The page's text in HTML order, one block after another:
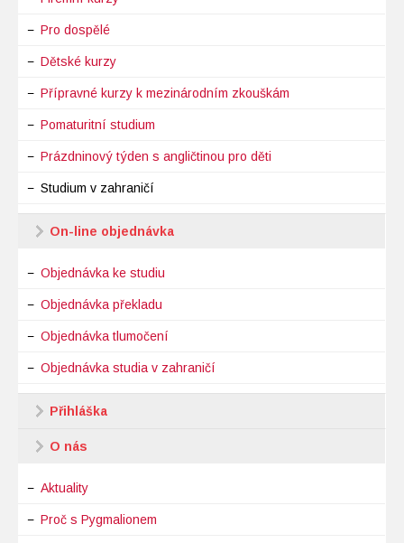
Pro dospělé
Dětské kurzy
Přípravné kurzy k mezinárodním zkouškám
Pomaturitní studium
Prázdninový týden s angličtinou pro děti
Studium v zahraničí
On-line objednávka
Objednávka ke studiu
Objednávka překladu
Objednávka tlumočení
Objednávka studia v zahraničí
Přihláška
O nás
Aktuality
Proč s Pygmalionem